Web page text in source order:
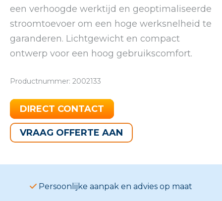
een verhoogde werktijd en geoptimaliseerde
stroomtoevoer om een hoge werksnelheid te
garanderen. Lichtgewicht en compact
ontwerp voor een hoog gebruikscomfort.
Productnummer: 2002133
DIRECT CONTACT
VRAAG OFFERTE AAN
Persoonlijke aanpak en advies op maat